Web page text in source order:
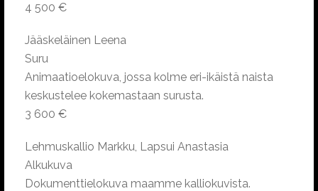
4 500 €
Jääskeläinen Leena
Suru
Animaatioelokuva, jossa kolme eri-ikäistä naista
keskustelee kokemastaan surusta.
3 600 €
Lehmuskallio Markku, Lapsui Anastasia
Alkukuva
Dokumenttielokuva maamme kalliokuvista.